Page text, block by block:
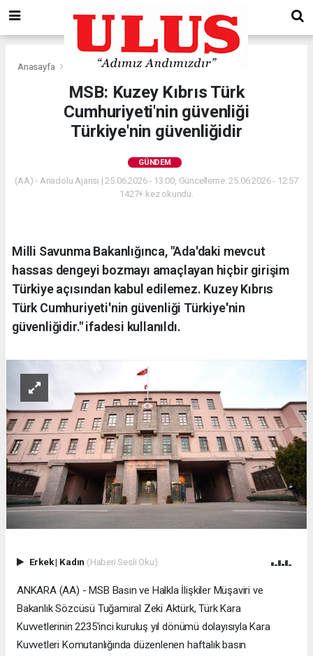
Anasayfa Gündem
MSB: Kuzey Kıbrıs Türk
Cumhuriyeti'nin güvenliği
Türkiye'nin güvenliğidir
GÜNDEM
(AA) - Anadolu Ajansı | 25.06.2026 - 13:00, Güncelleme: 25.06.2026 - 12:57
1427+ kez okundu.
Milli Savunma Bakanlığınca, "Ada'daki mevcut
hassas dengeyi bozmayı amaçlayan hiçbir girişim
Türkiye açısından kabul edilemez. Kuzey Kıbrıs
Türk Cumhuriyeti'nin güvenliği Türkiye'nin
güvenliğidir." ifadesi kullanıldı.
Erkek| Kadın (Haberi Sesli Oku)
ANKARA (AA) - MSB Basın ve Halkla İlişkiler Müşaviri ve
Bakanlık Sözcüsü Tuğamiral Zeki Aktürk, Türk Kara
Kuvvetlerinin 2235'inci kuruluş yıl dönümü dolayısıyla Kara
Kuvvetleri Komutanlığında düzenlenen haftalık basın